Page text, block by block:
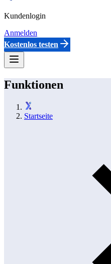
Kundenlogin
Anmelden
Kostenlos testen
Funktionen
Startseite